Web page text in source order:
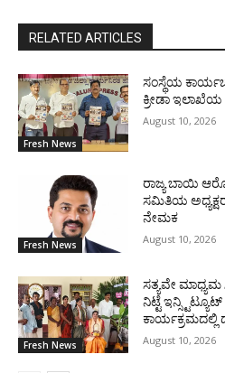
RELATED ARTICLES
Fresh News
ಸಂಸ್ಥೆಯ
ಕ್ರೀಡಾ
August 10, 2026
Fresh News
ರಾಜ್ಯ ಬಾಯಿ
ಸಮಿತಿಯ
ನೇಮಕ
August 10, 2026
Fresh News
ಸತ್ಯವೇ
ನಿಟ್ಟೆ
ಕಾರ್ಯಕ್ರಮದಲ್ಲಿ
August 10, 2026